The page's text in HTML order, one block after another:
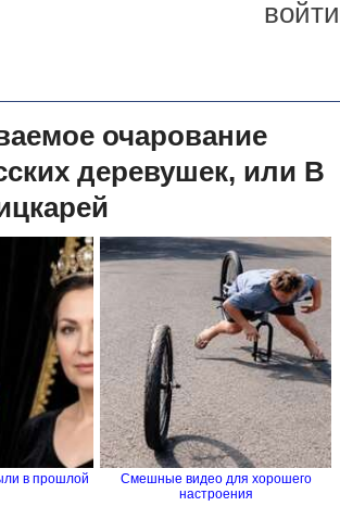
войти
очарование
деревушек, или В
в прошлой
Смешные видео для хорошего
настроения